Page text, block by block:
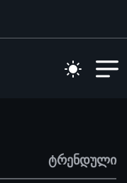
ტრენდული